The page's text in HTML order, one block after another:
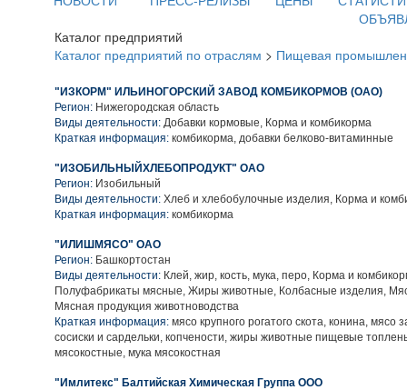
Каталог предприятий
Каталог предприятий по отраслям > Пищевая
"ИЗКОРМ" ИЛЬИНОГОРСКИЙ ЗАВОД КОМБИКОРМОВ (ОАО)
Регион: Нижегородская область
Виды деятельности: Добавки кормовые, Корма и комбикорма
Краткая информация: комбикорма, добавки белково-витаминные
"ИЗОБИЛЬНЫЙХЛЕБОПРОДУКТ" ОАО
Регион: Изобильный
Виды деятельности: Хлеб и хлебобулочные изделия, Корма и
Краткая информация: комбикорма
"ИЛИШМЯСО" ОАО
Регион: Башкортостан
Виды деятельности: Клей, жир, кость, мука, перо, Корма и
Полуфабрикаты мясные, Жиры животные, Колбасные изделия,
Мясная продукция животноводства
Краткая информация: мясо крупного рогатого скота, конина, мясо
сосиски и сардельки, копчености, жиры животные пищевые
мясокостные, мука мясокостная
"Имлитекс" Балтийская Химическая Группа ООО